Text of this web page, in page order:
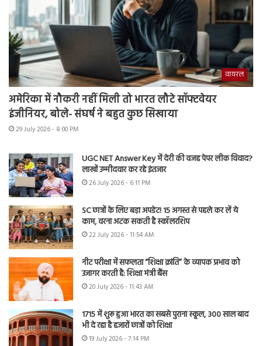
वायरल
अमेरिका में नौकरी नहीं मिली तो भारत लौटे सॉफ्टवेयर
इंजीनियर, बोले- संघर्ष ने बहुत कुछ सिखाया
29 July 2026 - 8:00 PM
UGC NET Answer Key में देरी की वजह पेपर लीक विवाद?
लाखों उम्मीदवार कर रहे इंतजार
26 July 2026 - 6:11 PM
SC छात्रों के लिए बड़ा अपडेट! 15 अगस्त से पहले कर लें ये
काम, वरना अटक सकती है स्कॉलरशिप
22 July 2026 - 11:54 AM
नीट परीक्षा में सफलता “शिक्षा क्रांति” के व्यापक प्रभाव को
उजागर करती है: शिक्षा मंत्री बैंस
20 July 2026 - 11:43 AM
1715 में शुरू हुआ भारत का सबसे पुराना स्कूल, 300 साल बाद
भी दे रहा है हजारों छात्रों को शिक्षा
19 July 2026 - 7:14 PM